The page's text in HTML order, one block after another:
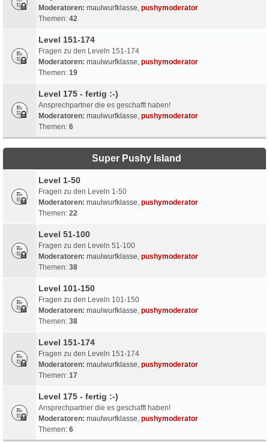
Moderatoren: maulwurfklasse, pushymoderator
Themen: 42
Level 151-174
Fragen zu den Leveln 151-174
Moderatoren: maulwurfklasse, pushymoderator
Themen: 19
Level 175 - fertig :-)
Ansprechpartner die es geschafft haben!
Moderatoren: maulwurfklasse, pushymoderator
Themen: 6
Super Pushy Island
Level 1-50
Fragen zu den Leveln 1-50
Moderatoren: maulwurfklasse, pushymoderator
Themen: 22
Level 51-100
Fragen zu den Leveln 51-100
Moderatoren: maulwurfklasse, pushymoderator
Themen: 38
Level 101-150
Fragen zu den Leveln 101-150
Moderatoren: maulwurfklasse, pushymoderator
Themen: 38
Level 151-174
Fragen zu den Leveln 151-174
Moderatoren: maulwurfklasse, pushymoderator
Themen: 17
Level 175 - fertig :-)
Ansprechpartner die es geschafft haben!
Moderatoren: maulwurfklasse, pushymoderator
Themen: 6